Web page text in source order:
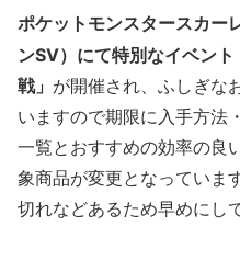
ポケットモンスタースカー
ンSV）にて特別なイベン
戦」 が開催され、ふしぎな
いますので期限に入手方法
一覧とおすすめの効率の良
象商品が変更となっていま
切れなどあるため早めにし